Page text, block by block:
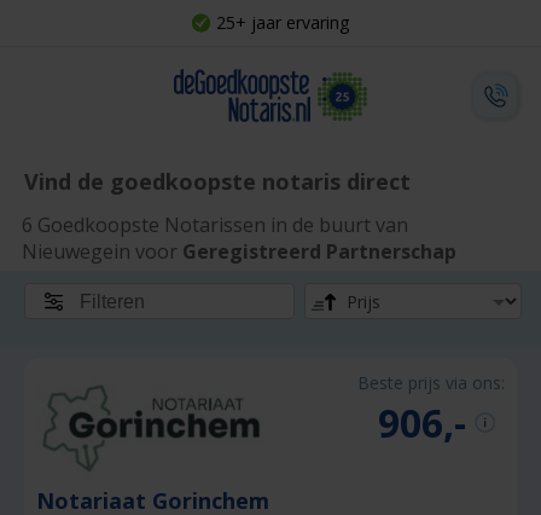
25+ jaar ervaring
Vind de goedkoopste notaris direct
6 Goedkoopste Notarissen in de buurt van
Nieuwegein voor Geregistreerd Partnerschap
Filteren
Beste prijs via ons:
906,-
Notariaat Gorinchem